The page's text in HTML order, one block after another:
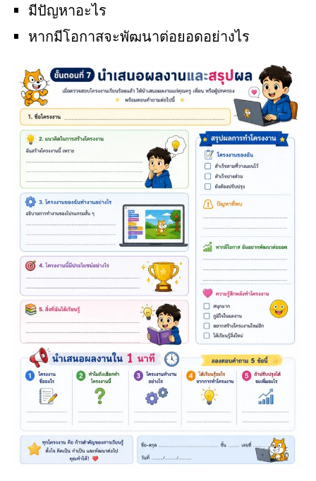
มีปัญหาอะไร
หากมีโอกาสจะพัฒนาต่อยอดอย่างไร